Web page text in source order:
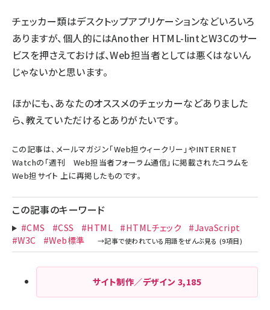
チェッカー類はデスクトップアプリケーションなどいろいろ
ありますが、個人的にはAnother HTML-lintとW3Cのサー
ビスを押さえておけば、Web担当者としては悪くはないん
じゃないかと思います。
ほかにも、あなたのオススメのチェッカーなどありました
ら、教えていただけるとありがたいです。
この記事は、メールマガジン「Web担ウィークリー 」やINTERNET
Watchの「週刊 Web担当者フォーラム通信」に掲載されたコラムを
Web担サイト 上に再掲したものです。
この記事のキーワード
#CMS #CSS #HTML #HTMLチェック
#JavaScript
#W3C
#Web標準
サイト制作／デザイン 3,185